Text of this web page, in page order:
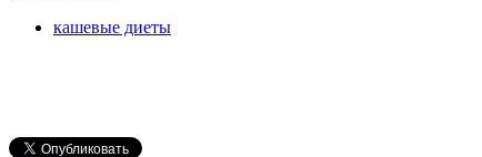
кашевые диеты